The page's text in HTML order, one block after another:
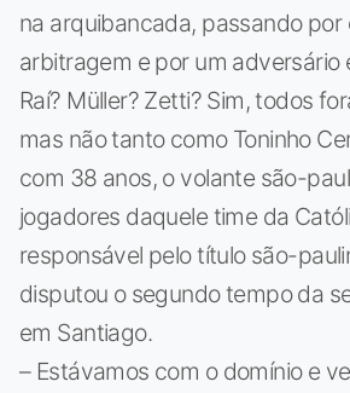
na arquibancada, passando por
arbitragem e por um adversário
Raí? Müller? Zetti? Sim, todos
mas não tanto como Toninho
com 38 anos, o volante são-
jogadores daquele time da
responsável pelo título são-
disputou o segundo tempo da
em Santiago.
– Estávamos com o domínio e